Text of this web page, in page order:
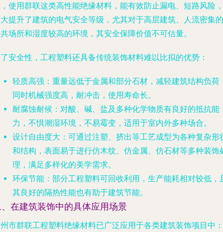
使用群联这类高性能绝缘材料，能有效防止漏电、短路风险，
提升了建筑的电气安全等级，尤其对于高层建筑、人流密集的
场所和湿度较高的环境，其安全保障价值不可估量。
安全性，工程塑料还具备传统装饰材料难以比拟的优势：
轻质高强 ：重量远低于金属和部分石材，减轻建筑结构负荷
同时机械强度高，耐冲击，使用寿命长。
耐腐蚀耐候 ：对酸、碱、盐及多种化学物质有良好的抵抗能
力，不惧潮湿环境，不易霉变，适用于室内外多种场合。
设计自由度大 ：可通过注塑、挤出等工艺成型为各种复杂形
和结构，表面易于进行仿木纹、仿金属、仿石材等多种装饰
理，满足多样化的美学需求。
环保节能 ：部分工程塑料可回收利用，生产能耗相对较低，
其良好的隔热性能也有助于建筑节能。
在建筑装饰中的具体应用场景
市群联工程塑料绝缘材料已广泛应用于各类建筑装饰项目中：